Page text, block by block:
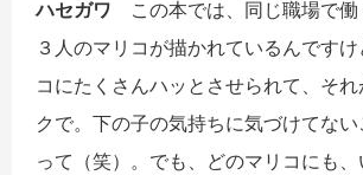
ハセガワ この本では、同じ職場で働
３人のマリコが描かれているんです
コにたくさんハッとさせられて、そ
クで。下の子の気持ちに気づけてな
って（笑）。でも、どのマリコにも